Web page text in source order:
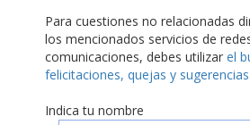
Para cuestiones no relacionadas
los mencionados servicios de
comunicaciones, debes utilizar el
felicitaciones, quejas y sugerencias
Indica tu nombre